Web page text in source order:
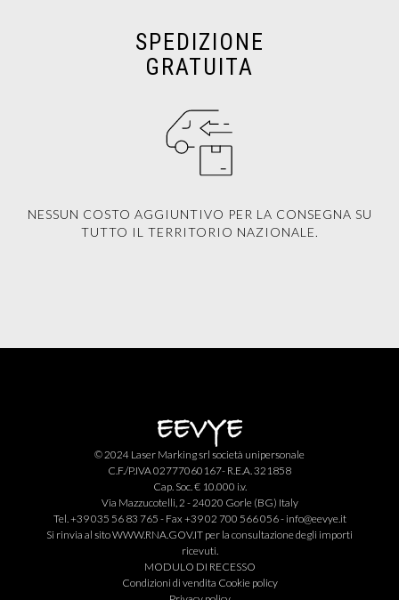
SPEDIZIONE
GRATUITA
NESSUN COSTO AGGIUNTIVO PER LA CONSEGNA SU
TUTTO IL TERRITORIO NAZIONALE.
© 2024 Laser Marking srl società unipersonale
C.F./P.IVA 02777060167- R.E.A. 321858
Cap. Soc. € 10.000 i.v.
Via Mazzucotelli, 2 - 24020 Gorle (BG) Italy
Tel. +39 035 56 83 765 - Fax +39 02 700 566 056 - info@eevye.it
Si rinvia al sitoWWW.RNA.GOV.IT per la consultazione degli importi
ricevuti.
MODULO DI RECESSO
Condizioni di vendita Cookie policy